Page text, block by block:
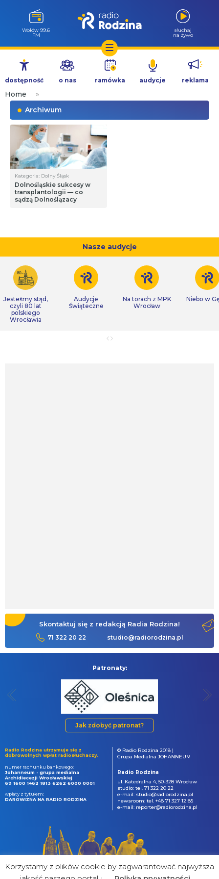
Przejdź
treści
Wołów 99.6
FM
słuchaj
na żywo
dostępność o nas ramówka audycje reklama
Home
»
Archiwum
Kategoria: Dolny Śląsk
Dolnośląskie sukcesy w
transplantologii — co
sądzą Dolnoślązacy
Nasze audycje
Jesteśmy stąd,
czyli 80 lat
polskiego
Wrocławia
Audycje
Świąteczne
Na torach z MPK
Wrocław
Niebo w
Skontaktuj się z redakcją Radia Rodzina!
71 322 20 22 studio@radiorodzina.pl
Patronaty:
Jak zdobyć patronat?
Radio Rodzina utrzymuje się z
dobrowolnych wpłat radiosłuchaczy.
numer rachunku bankowego:
Johanneum - grupa medialna
Archidiecezji Wrocławskiej
69 1600 1462 1813 6262 6000 0001
wpłaty z tytułem:
DAROWIZNA NA RADIO RODZINA
© Radio Rodzina 2018 |
Grupa Medialna JOHANNEUM
Radio Rodzina
ul. Katedralna 4, 50-328 Wrocław
studio: tel. 71 322 20 22
e-mail: studio@radiorodzina.pl
newsroom: tel. +48 71 327 12 85
e-mail: reporter@radiorodzina.pl
Korzystamy z plików cookie by zagwarantować najwyższa